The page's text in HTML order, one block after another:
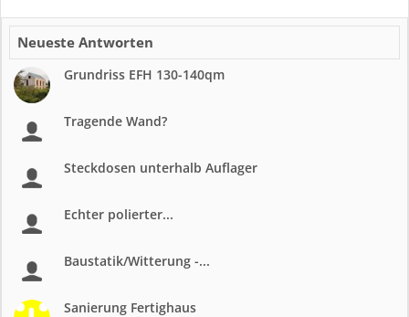
Neueste Antworten
Grundriss EFH 130-140qm
Tragende Wand?
Steckdosen unterhalb Auflager
Echter polierter...
Baustatik/Witterung -...
Sanierung Fertighaus